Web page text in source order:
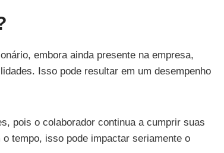
embora ainda presente na empresa,
Isso pode resultar em um desempenho
pois o colaborador continua a cumprir suas
tempo, isso pode impactar seriamente o